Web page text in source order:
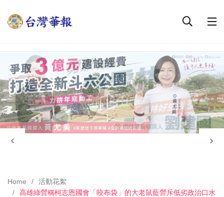
Home
活動花絮
高雄綠營稱柯志恩國會「咬布袋」的大老鼠藍營斥低劣政治口水